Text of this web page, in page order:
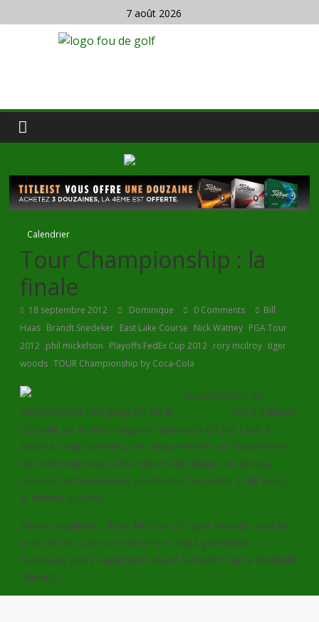
7 août 2026
Calendrier
Tour Championship : la
finale
18 septembre 2012 Dominique 0 Comments
Bill
Haas, Brandt Snedeker, East Lake Course, Nick Watney, PGA Tour
2012, phil mickelson, Playoffs FedEx Cup 2012, rory mcilroy,tiger
woods,TOUR Championship by Coca-Cola
Le quatrième et
dernier volet des playoffs de la
2012 s’élance
ce jeudi sur le très exigeant parcours d’East Lake à
Atlanta. Cinq hommes, les cinq premiers au classement
de cette épreuve à dix millions de dollars de bonus,
peuvent sérieusement prétendre succéder à Bill Haas,
le tenant du titre.
Parmi ce quintet, Rory McIlroy et Tiger Woods dont le
bras de fer s’annonce d’ores et déjà grandiose.
Quelques jours seulement avant la Ryder Cup à Medinah
(Illinois) !